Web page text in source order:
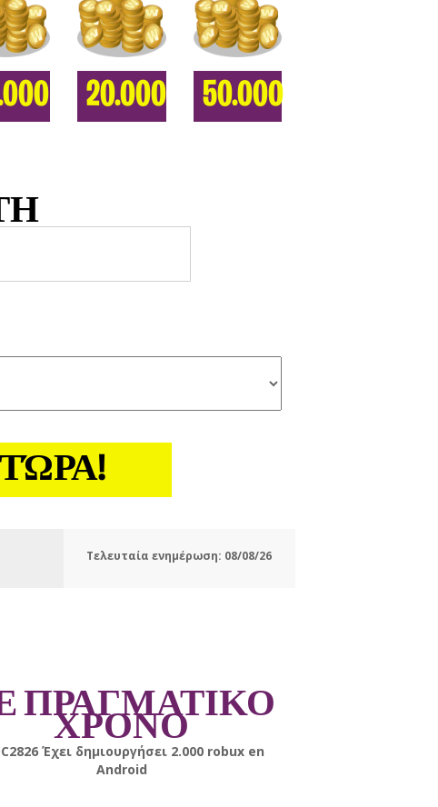
20.000 50.000
Τελευταία ενημέρωση: 08/08/26
ΠΡΑΓΜΑΤΙΚΟ
ΧΡΟΝΟ
Έχει δημιουργήσει2.000robux
enPC